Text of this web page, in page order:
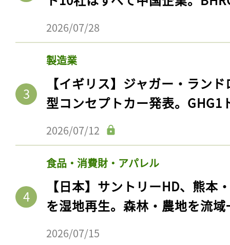
2026/07/28
製造業
【イギリス】ジャガー・ラン
型コンセプトカー発表。GHG1
2026/07/12
食品・消費財・アパレル
【日本】サントリーHD、熊本
を湿地再生。森林・農地を流
2026/07/15